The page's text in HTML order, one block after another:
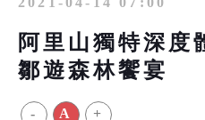
阿里山獨特深度
鄒遊森林饗宴
- A +